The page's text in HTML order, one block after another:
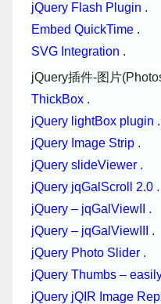
jQuery Flash Plugin .
Embed QuickTime .
SVG Integration .
jQuery插件-图片
ThickBox .
jQuery lightBox plugin .
jQuery Image Strip .
jQuery slideViewer .
jQuery jqGalScroll 2.0 .
jQuery – jqGalViewII
.
jQuery – jqGalViewIII
.
jQuery Photo Slider .
jQuery Thumbs –
jQuery jQIR Image